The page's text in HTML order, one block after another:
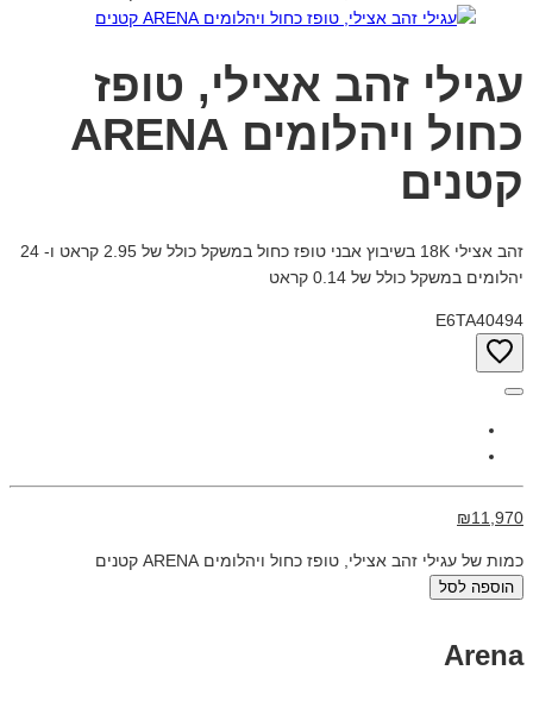
עגילי זהב אצילי, טופז
כחול ויהלומים ARENA
קטנים
זהב אצילי 18K בשיבוץ אבני טופז כחול במשקל כולל של 2.95 קראט ו- 24
יהלומים במשקל כולל של 0.14 קראט
E6TA40494
₪11,970
כמות של עגילי זהב אצילי, טופז כחול ויהלומים ARENA קטנים
הוספה לסל
Arena